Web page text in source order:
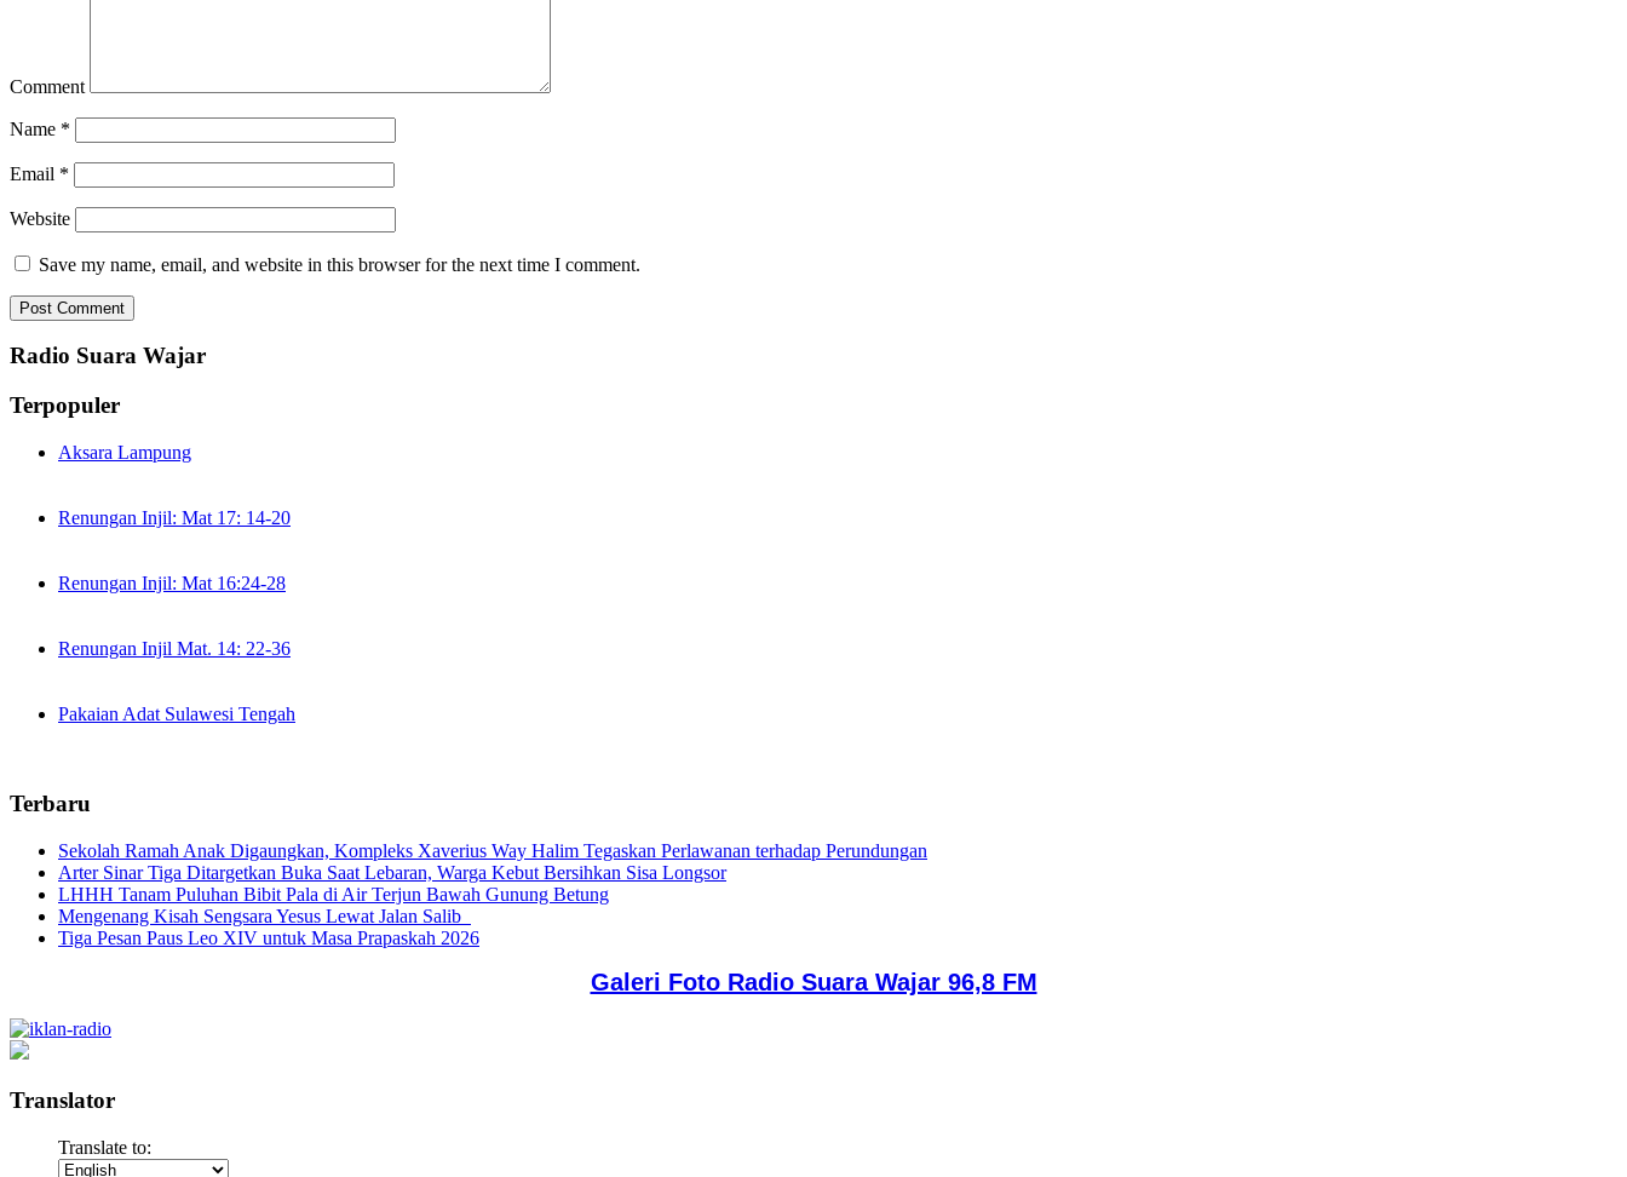
Comment
Name *
Email *
Website
Save my name, email, and website in this browser for the next time I comment.
Radio Suara Wajar
Terpopuler
Aksara Lampung
Renungan Injil: Mat 17: 14-20
Renungan Injil: Mat 16:24-28
Renungan Injil Mat. 14: 22-36
Pakaian Adat Sulawesi Tengah
Terbaru
Sekolah Ramah Anak Digaungkan, Kompleks Xaverius Way Halim Tegaskan Perlawanan terhadap Perundungan
Arter Sinar Tiga Ditargetkan Buka Saat Lebaran, Warga Kebut Bersihkan Sisa Longsor
LHHH Tanam Puluhan Bibit Pala di Air Terjun Bawah Gunung Betung
Mengenang Kisah Sengsara Yesus Lewat Jalan Salib
Tiga Pesan Paus Leo XIV untuk Masa Prapaskah 2026
Galeri Foto Radio Suara Wajar 96,8 FM
Translator
Translate to: